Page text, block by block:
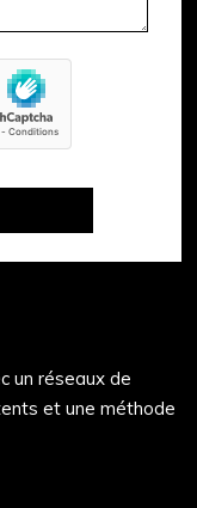
un réseaux de
et une méthode